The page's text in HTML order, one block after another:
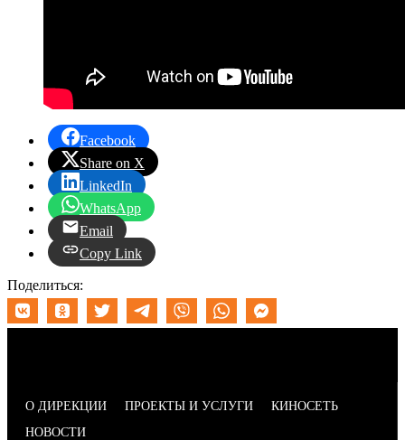
Facebook
Share on X
LinkedIn
WhatsApp
Email
Copy Link
Поделиться:
О ДИРЕКЦИИ ПРОЕКТЫ И УСЛУГИ
КИНОСЕТЬ
НОВОСТИ